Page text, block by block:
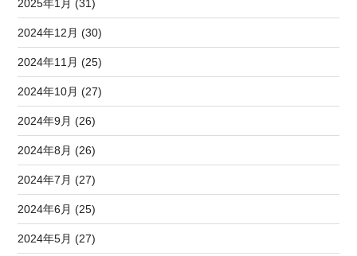
2025年1月 (31)
2024年12月 (30)
2024年11月 (25)
2024年10月 (27)
2024年9月 (26)
2024年8月 (26)
2024年7月 (27)
2024年6月 (25)
2024年5月 (27)